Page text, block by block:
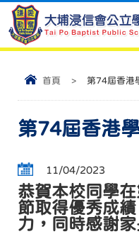
首頁 > 第74屆香港
第74屆香港
11/04/2023
恭賀本校同學
節取得優秀成
力，同時感謝